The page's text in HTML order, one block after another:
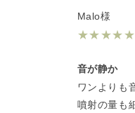
Malo様
★★★★★
音が静か
ワンよりも
噴射の量も